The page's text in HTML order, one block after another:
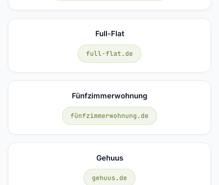
Full-Flat
full-flat.de
Fünfzimmerwohnung
fünfzimmerwohnung.de
Gehuus
gehuus.de